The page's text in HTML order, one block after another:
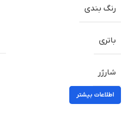
رنگ بندی
باتری
شارژر
اطلاعات بیشتر